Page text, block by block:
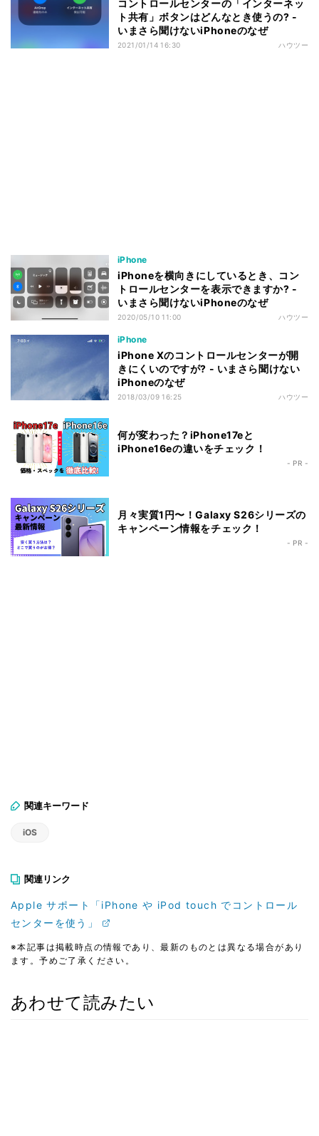
コントロールセンターの「インターネッ
ト共有」ボタンはどんなとき使うの? -
いまさら聞けないiPhoneのなぜ
2021/01/14 16:30 ハウツー
iPhone
iPhoneを横向きにしているとき、コン
トロールセンターを表示できますか? -
いまさら聞けないiPhoneのなぜ
2020/05/10 11:00 ハウツー
iPhone
iPhone Xのコントロールセンターが開
きにくいのですが? - いまさら聞けない
iPhoneのなぜ
2018/03/09 16:25 ハウツー
何が変わった？iPhone17eと
iPhone16eの違いをチェック！
- PR -
月々実質1円〜！Galaxy S26シリーズの
キャンペーン情報をチェック！
- PR -
関連キーワード
iOS
関連リンク
Apple サポート「iPhone や iPod touch でコントロール
センターを使う」
※本記事は掲載時点の情報であり、最新のものとは異なる場合があり
ます。予めご了承ください。
あわせて読みたい